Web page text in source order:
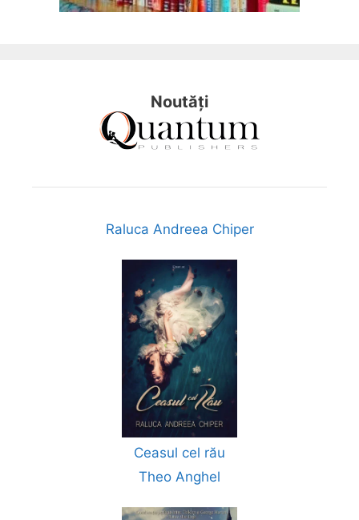
Noutăți
Raluca Andreea Chiper
Ceasul cel rău
Theo Anghel